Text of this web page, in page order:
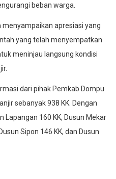
beban warga.
menyampaikan apresiasi yang
yang telah menyempatkan
meninjau langsung kondisi
dari pihak Pemkab Dompu
sebanyak 938 KK. Dengan
Lapangan 160 KK, Dusun Mekar
Sipon 146 KK, dan Dusun